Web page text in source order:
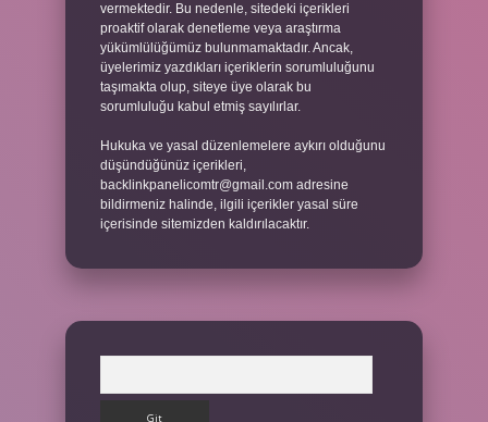
vermektedir. Bu nedenle, sitedeki içerikleri
proaktif olarak denetleme veya araştırma
yükümlülüğümüz bulunmamaktadır. Ancak,
üyelerimiz yazdıkları içeriklerin sorumluluğunu
taşımakta olup, siteye üye olarak bu
sorumluluğu kabul etmiş sayılırlar.
Hukuka ve yasal düzenlemelere aykırı olduğunu
düşündüğünüz içerikleri,
backlinkpanelicomtr@gmail.com adresine
bildirmeniz halinde, ilgili içerikler yasal süre
içerisinde sitemizden kaldırılacaktır.